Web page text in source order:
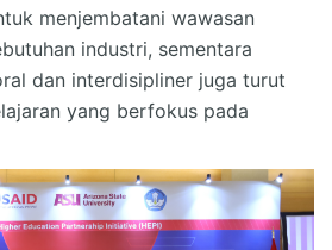
menjembatani wawasan
industri, sementara
dan interdisipliner juga turut
yang berfokus pada